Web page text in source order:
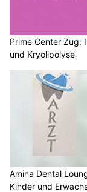
Prime Center Zug:
und Kryolipolyse
Amina Dental
Kinder und